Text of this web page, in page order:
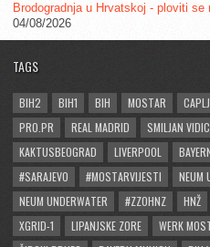
Brodogradnja u Hrvatskoj - ploviti
04/08/2026
TAGS
BIH2 BIH1 BIH MOSTAR
PRO.PR
REAL MADRID SMILJAN VIDIC
KAKTUSBEOGRAD
LIVERPOOL
#SARAJEVO
#MOSTARVIJESTI
NEUM
NEUM UNDERWATER
#ZZOHNZ HNŽ
XGRID-1
LIPANJSKE ZORE WERK